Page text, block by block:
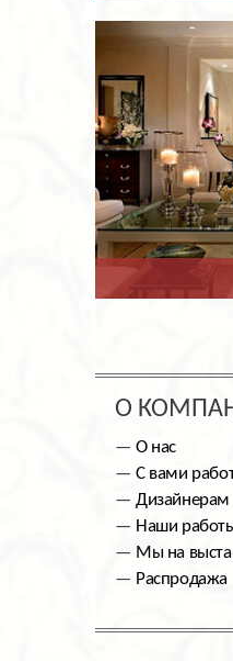
О
О нас
С вами
Дизайнерам
Наши
Мы на
Распродажа